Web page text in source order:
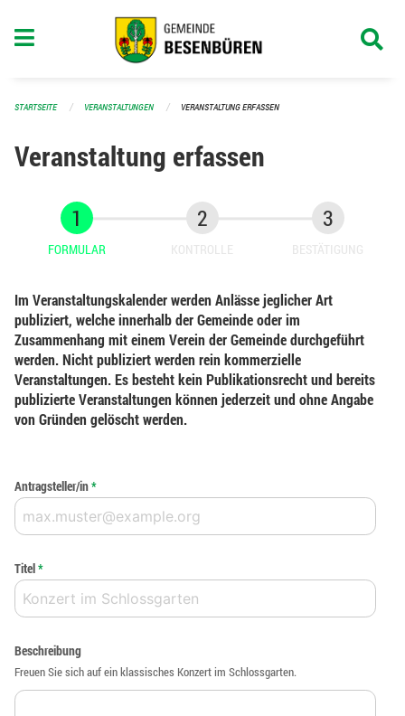
STARTSEITE VERANSTALTUNGEN VERANSTALTUNG ERFASSEN
Veranstaltung erfassen
FORMULAR KONTROLLE BESTÄTIGUNG
Im Veranstaltungskalender werden Anlässe jeglicher Art
publiziert, welche innerhalb der Gemeinde oder im
Zusammenhang mit einem Verein der Gemeinde durchgeführt
werden. Nicht publiziert werden rein kommerzielle
Veranstaltungen. Es besteht kein Publikationsrecht und bereits
publizierte Veranstaltungen können jederzeit und ohne Angabe
von Gründen gelöscht werden.
Antragsteller/in*
Titel*
Beschreibung
Freuen Sie sich auf ein klassisches Konzert im Schlossgarten.